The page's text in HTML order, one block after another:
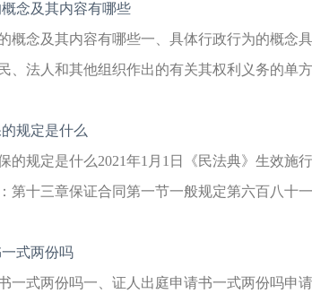
念及其内容有哪些
概念及其内容有哪些一、具体行政行为的概念
、法人和其他组织作出的有关其权利义务的单
规定是什么
的规定是什么2021年1月1日《民法典》生效施
第十三章保证合同第一节一般规定第六百八十
式两份吗
一式两份吗一、证人出庭申请书一式两份吗申